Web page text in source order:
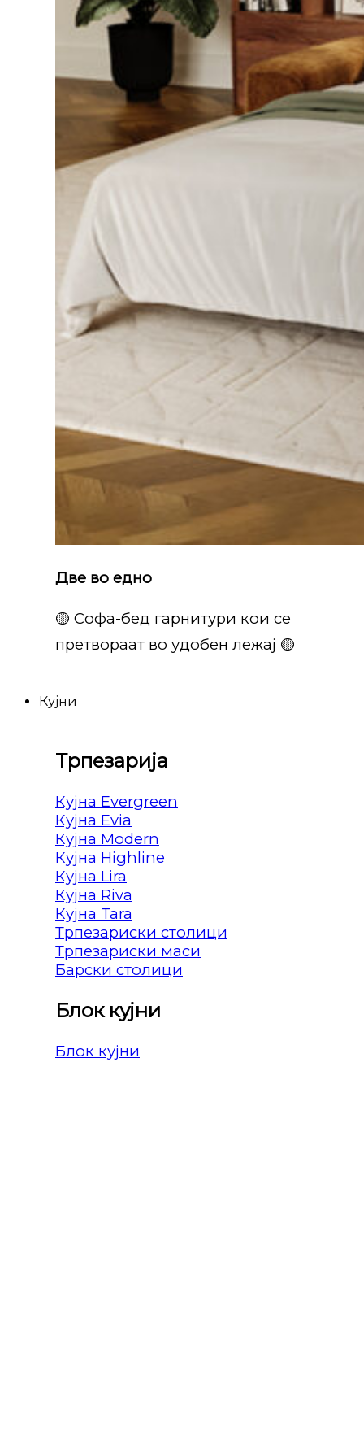
Две во едно
🟡 Софа-бед гарнитури кои се
претвораат во удобен лежај 🟡
Кујни
Трпезарија
Кујна Evergreen
Кујна Evia
Кујна Modern
Кујна Highline
Кујна Lira
Кујна Riva
Кујна Tara
Трпезариски столици
Трпезариски маси
Барски столици
Блок кујни
Блок кујни